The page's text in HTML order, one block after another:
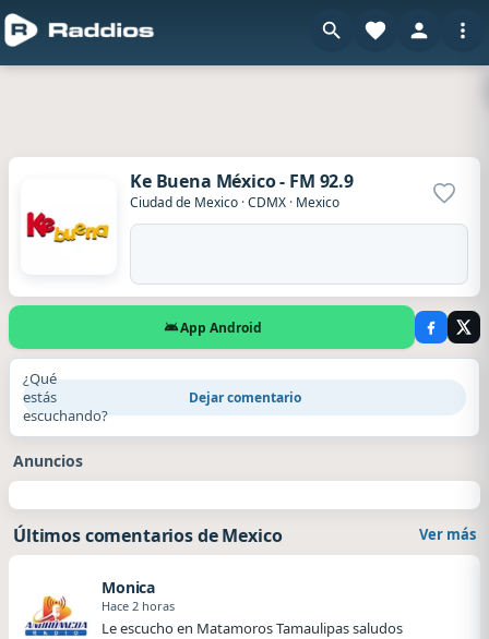
Ke Buena México - FM 92.9
Ciudad de Mexico ·CDMX · Mexico
App Android
¿Qué
estás
escuchando?
Dejar comentario
Anuncios
Últimos comentarios de Mexico Ver más
Monica
Hace 2 horas
Le escucho en Matamoros Tamaulipas saludos